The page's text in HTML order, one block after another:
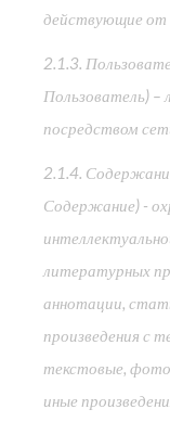
действующие от
2.1.3.
Пользователь)
посредством
2.1.4.
Содержание) -
литературных
аннотации,
произведения с
текстовые,
иные